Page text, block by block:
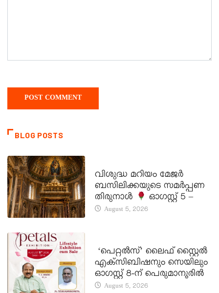
BLOG POSTS
വിശുദ്ധ മറിയം മേജർ
ബസിലിക്കയുടെ സമർപ്പണ
തിരുനാൾ
ഓഗസ്റ്റ് 5 –
August 5, 2026
‘പെറ്റൽസ്’ ലൈഫ് സ്റ്റൈൽ
എക്സിബിഷനും സെയിലും
ഓഗസ്റ്റ് 8-ന് പെരുമാനൂരിൽ
August 5, 2026